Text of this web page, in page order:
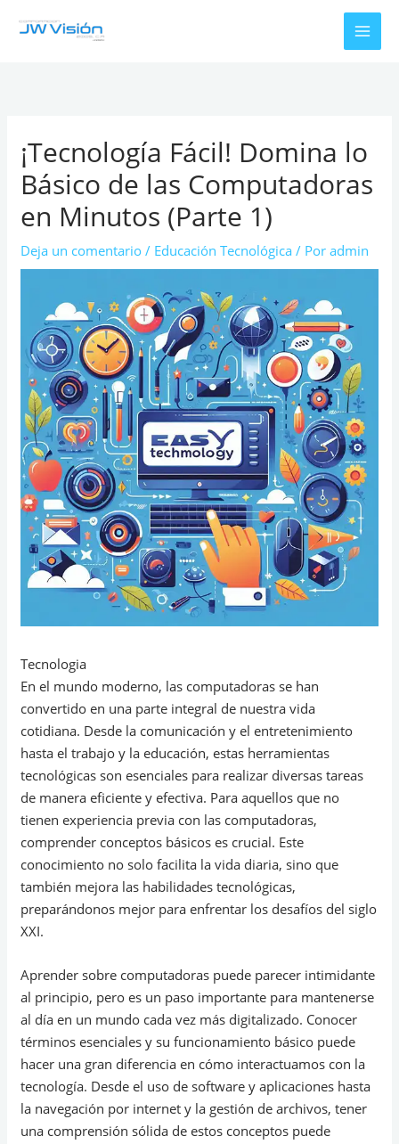
¡Tecnología Fácil! Domina lo
Básico de las Computadoras
en Minutos (Parte 1)
Deja un comentario / Educación Tecnológica / Poradmin
Tecnologia
En el mundo moderno, las computadoras se han
convertido en una parte integral de nuestra vida
cotidiana. Desde la comunicación y el entretenimiento
hasta el trabajo y la educación, estas herramientas
tecnológicas son esenciales para realizar diversas tareas
de manera eficiente y efectiva. Para aquellos que no
tienen experiencia previa con las computadoras,
comprender conceptos básicos es crucial. Este
conocimiento no solo facilita la vida diaria, sino que
también mejora las habilidades tecnológicas,
preparándonos mejor para enfrentar los desafíos del siglo
XXI.
Aprender sobre computadoras puede parecer intimidante
al principio, pero es un paso importante para mantenerse
al día en un mundo cada vez más digitalizado. Conocer
términos esenciales y su funcionamiento básico puede
hacer una gran diferencia en cómo interactuamos con la
tecnología. Desde el uso de software y aplicaciones hasta
la navegación por internet y la gestión de archivos, tener
una comprensión sólida de estos conceptos puede